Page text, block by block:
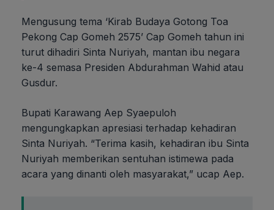
Mengusung tema ‘Kirab Budaya Gotong Toa
Pekong Cap Gomeh 2575’ Cap Gomeh tahun ini
turut dihadiri Sinta Nuriyah, mantan ibu negara
ke-4 semasa Presiden Abdurahman Wahid atau
Gusdur.
Bupati Karawang Aep Syaepuloh
mengungkapkan apresiasi terhadap kehadiran
Sinta Nuriyah. “Terima kasih, kehadiran ibu Sinta
Nuriyah memberikan sentuhan istimewa pada
acara yang dinanti oleh masyarakat,” ucap Aep.